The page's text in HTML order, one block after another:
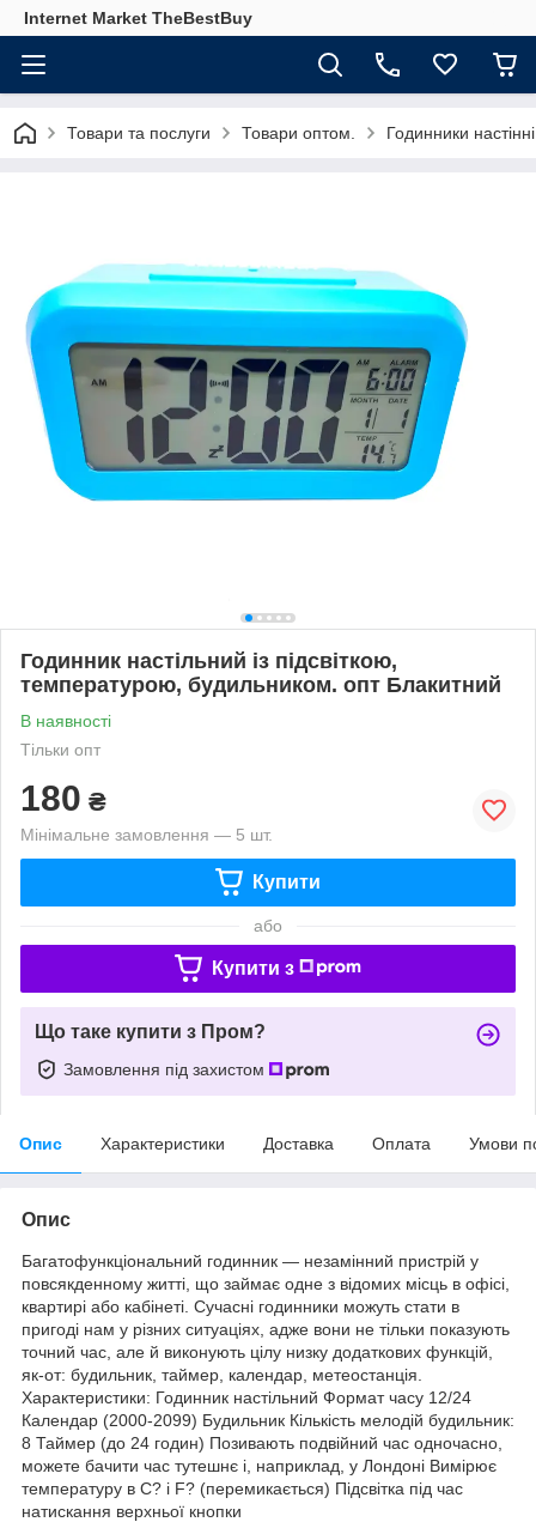
Internet Market TheBestBuy
Товари та послуги Товари оптом. Годинники
Годинник настільний із підсвіткою,
температурою, будильником. опт Блакитний
В наявності
Тільки опт
180 ₴
Мінімальне замовлення — 5 шт.
Купити
або
Купити з
Що таке купити з Пром?
Замовлення під захистом
Опис Характеристики Доставка Оплата Умови
Опис
Багатофункціональний годинник — незамінний пристрій у
повсякденному житті, що займає одне з відомих місць в офісі,
квартирі або кабінеті. Сучасні годинники можуть стати в
пригоді нам у різних ситуаціях, адже вони не тільки показують
точний час, але й виконують цілу низку додаткових функцій,
як-от: будильник, таймер, календар, метеостанція.
Характеристики: Годинник настільний Формат часу 12/24
Календар (2000-2099) Будильник Кількість мелодій будильник:
8 Таймер (до 24 годин) Позивають подвійний час одночасно,
можете бачити час тутешнє і, наприклад, у Лондоні Вимірює
температуру в C? і F? (перемикається) Підсвітка під час
натискання верхньої кнопки